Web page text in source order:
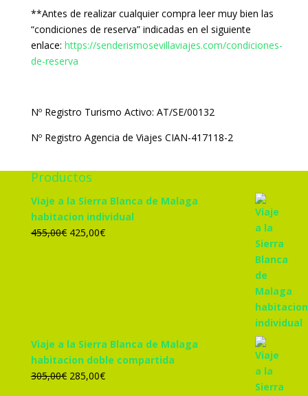
**Antes de realizar cualquier compra leer muy bien las
“condiciones de reserva” indicadas en el siguiente
enlace: https://senderismosevillaviajes.com/condiciones-
de-reserva
Nº Registro Turismo Activo: AT/SE/00132
Nº Registro Agencia de Viajes CIAN-417118-2
Productos
Viaje a la Sierra Blanca de Malaga
habitacion individual
455,00€ El
425,00€El
Viaje a la Sierra Blanca de Malaga
habitacion doble compartida
305,00€ El
285,00€El